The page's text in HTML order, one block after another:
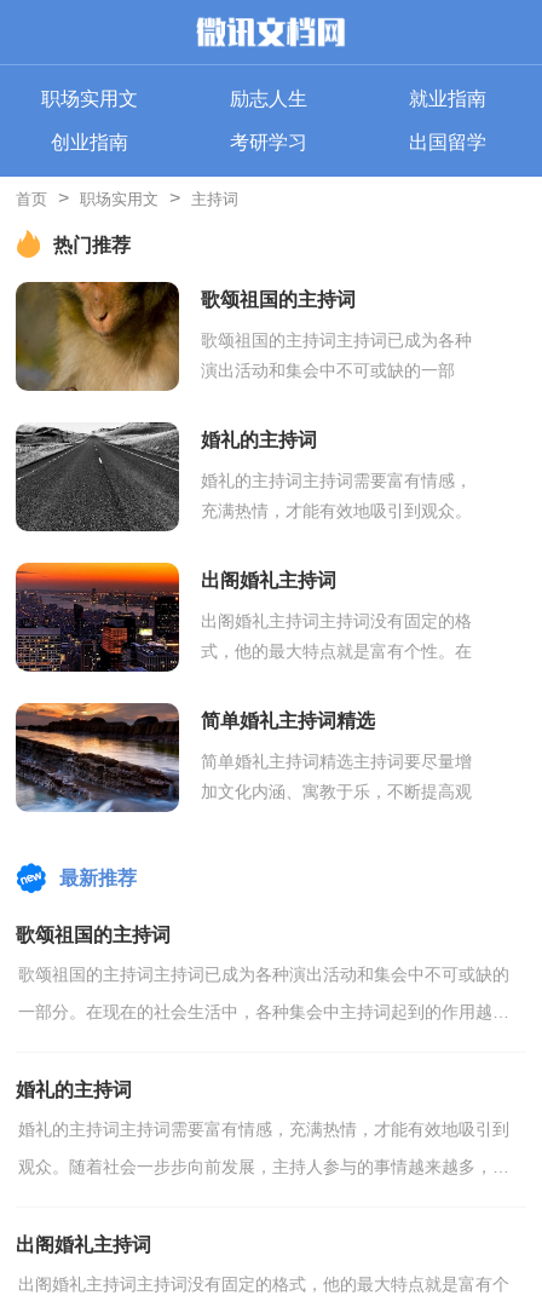
职场实用文 励志人生 就业指南
创业指南 考研学习 出国留学
首页 > 职场实用文 > 主持词
热门推荐
歌颂祖国的主持词
歌颂祖国的主持词主持词已成为各种
演出活动和集会中不可或缺的一部
中主持词起到的作用越来越大，主持
婚礼的主持词
婚礼的主持词主持词需要富有情感，
充满热情，才能有效地吸引到观众。
与的事情越来越多，那么你知道主持
出阁婚礼主持词
出阁婚礼主持词主持词没有固定的格
式，他的最大特点就是富有个性。在
人在活动中起到的作用越来越大，主
简单婚礼主持词精选
简单婚礼主持词精选主持词要尽量增
加文化内涵、寓教于乐，不断提高观
最新推荐
歌颂祖国的主持词
歌颂祖国的主持词主持词已成为各种演出活动和集会中不可或缺的
一部分。在现在的社会生活中，各种集会中主持词起到的作用越来
婚礼的主持词
婚礼的主持词主持词需要富有情感，充满热情，才能有效地吸引到
观众。随着社会一步步向前发展，主持人参与的事情越来越多，那
出阁婚礼主持词
出阁婚礼主持词主持词没有固定的格式，他的最大特点就是富有个